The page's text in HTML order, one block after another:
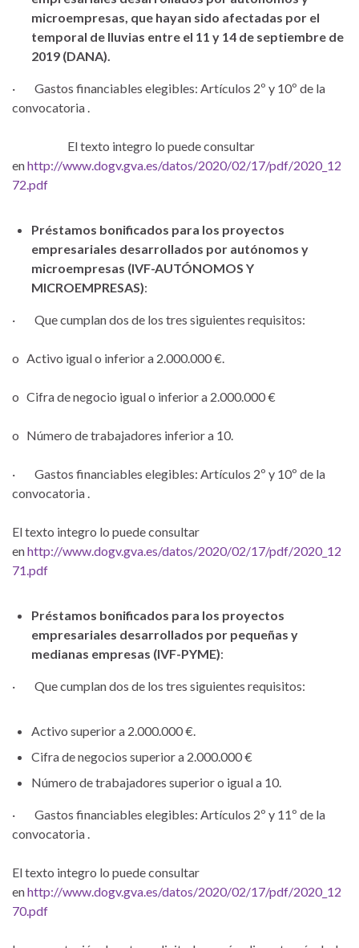
microempresas, que hayan sido afectadas por el
temporal de lluvias entre el 11 y 14 de septiembre de
2019 (DANA).
· Gastos financiables elegibles: Artículos 2º y 10º de la
convocatoria .
El texto integro lo puede consultar
enhttp://www.dogv.gva.es/datos/2020/02/17/pdf/2020_12
72.pdf
Préstamos bonificados para los proyectos
empresariales desarrollados por autónomos y
microempresas (IVF-AUTÓNOMOS Y
MICROEMPRESAS):
· Que cumplan dos de los tres siguientes requisitos:
o Activo igual o inferior a 2.000.000 €.
o Cifra de negocio igual o inferior a 2.000.000 €
o Número de trabajadores inferior a 10.
· Gastos financiables elegibles: Artículos 2º y 10º de la
convocatoria .
El texto integro lo puede consultar
enhttp://www.dogv.gva.es/datos/2020/02/17/pdf/2020_12
71.pdf
Préstamos bonificados para los proyectos
empresariales desarrollados por pequeñas y
medianas empresas (IVF-PYME):
· Que cumplan dos de los tres siguientes requisitos:
Activo superior a 2.000.000 €.
Cifra de negocios superior a 2.000.000 €
Número de trabajadores superior o igual a 10.
· Gastos financiables elegibles: Artículos 2º y 11º de la
convocatoria .
El texto integro lo puede consultar
enhttp://www.dogv.gva.es/datos/2020/02/17/pdf/2020_12
70.pdf